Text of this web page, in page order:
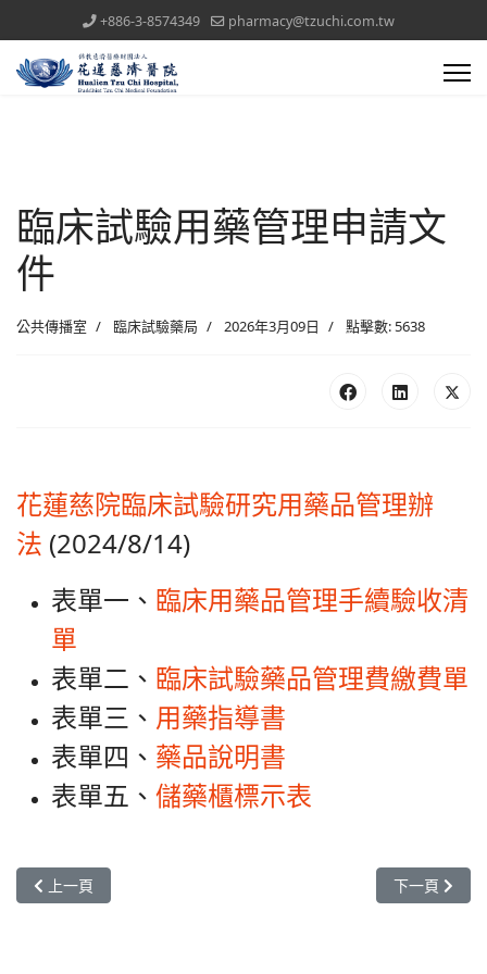
+886-3-8574349 pharmacy@tzuchi.com.tw
臨床試驗用藥管理申請文
件
公共傳播室 臨床試驗藥局 2026年3月09日 點擊數: 5638
花蓮慈院臨床試驗研究用藥品管理辦
法 (2024/8/14)
表單一、 臨床用藥品管理手續驗收清
單
表單二、 臨床試驗藥品管理費繳費單
表單三、 用藥指導書
表單四、 藥品說明書
表單五、 儲藥櫃標示表
上一篇文章: 溫濕度監控記錄
上一頁 下一篇文章:
下一頁